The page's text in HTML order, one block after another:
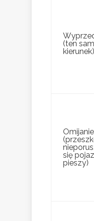
(ten sam
kierunek)
Omijanie
się
pieszy)